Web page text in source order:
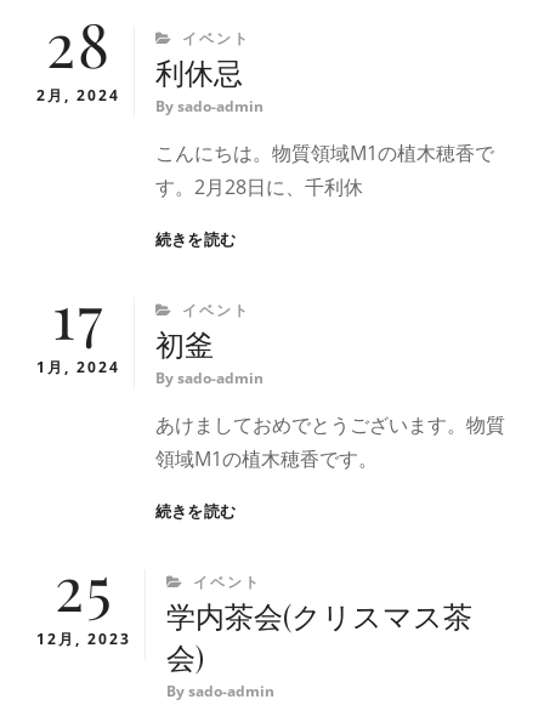
授
与
式
と
お
水
取
の
和
子
28
2月, 2024
CATEGORIES
イベント
利休忌
Bysado-admin
こんにちは。物質領域M1の植木穂香で
す。2月28日に、千利休
続きを読む利
17
1月, 2024
CATEGORIES
イベント
初釜
Bysado-admin
あけましておめでとうございます。物質
領域M1の植木穂香です。
続きを読む初
25
12月, 2023
CATEGORIES
イベント
学内茶会(クリスマス茶
会)
Bysado-admin